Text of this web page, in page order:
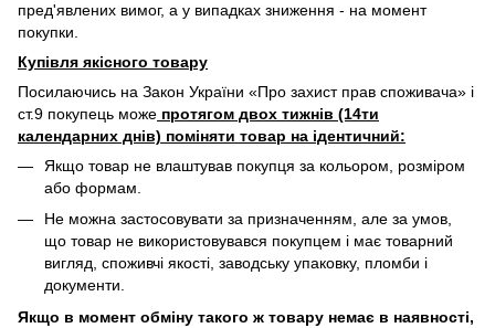
пред'явлених вимог, а у випадках зниження - на момент
покупки.
Купівля якісного товару
Посилаючись на Закон України «Про захист прав споживача» і
ст.9 покупець може протягом двох тижнів (14ти
календарних днів) поміняти товар на ідентичний:
Якщо товар не влаштував покупця за кольором, розміром
або формам.
Не можна застосовувати за призначенням, але за умов,
що товар не використовувався покупцем і має товарний
вигляд, споживчі якості, заводську упаковку, пломби і
документи.
Якщо в момент обміну такого ж товару немає в наявності,